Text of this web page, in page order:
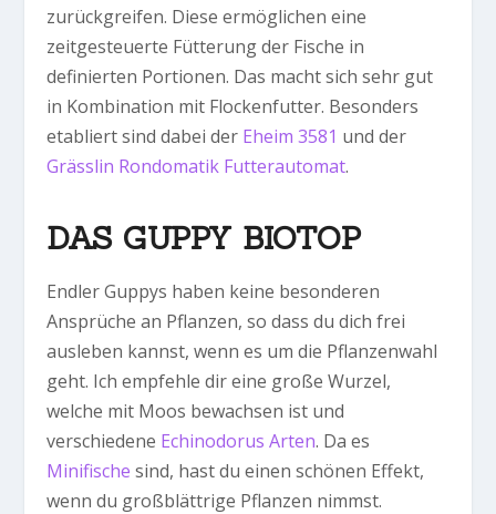
zurückgreifen. Diese ermöglichen eine
zeitgesteuerte Fütterung der Fische in
definierten Portionen. Das macht sich sehr gut
in Kombination mit Flockenfutter. Besonders
etabliert sind dabei der Eheim 3581 und der
Grässlin Rondomatik Futterautomat.
DAS GUPPY BIOTOP
Endler Guppys haben keine besonderen
Ansprüche an Pflanzen, so dass du dich frei
ausleben kannst, wenn es um die Pflanzenwahl
geht. Ich empfehle dir eine große Wurzel,
welche mit Moos bewachsen ist und
verschiedene Echinodorus Arten. Da es
Minifische sind, hast du einen schönen Effekt,
wenn du großblättrige Pflanzen nimmst.